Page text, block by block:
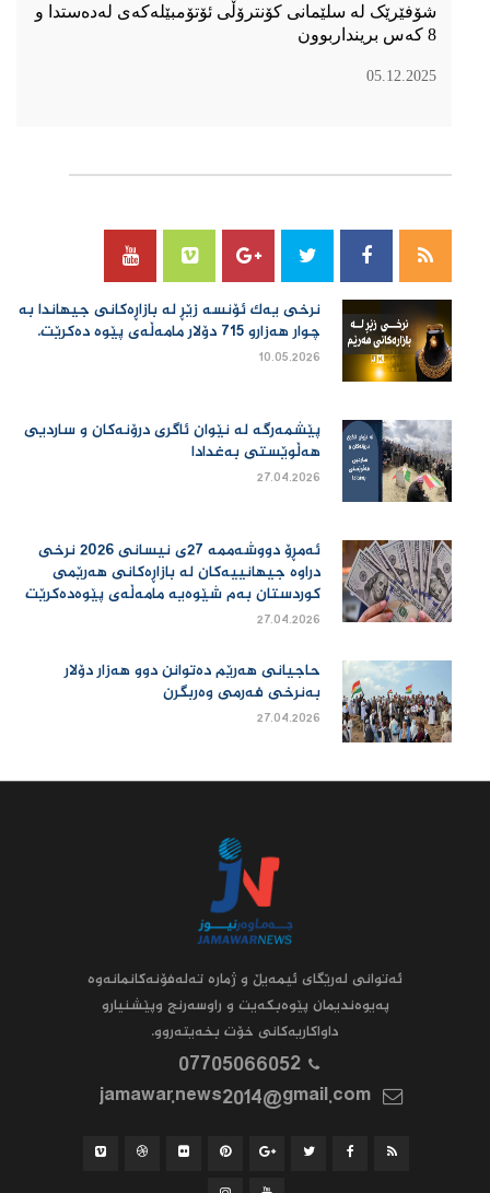
شۆفێرێک لە سلێمانی کۆنترۆڵی ئۆتۆمبێلەکەی لەدەستدا و
8 کەس برینداربوون
05.12.2025
نرخی یەك ئۆنسە زێڕ لە بازاڕەكانی جیهاندا بە
چوار هەزارو 715 دۆلار مامەڵەی پێوە دەكرێت.
10.05.2026
پێشمەرگە لە نێوان ئاگری درۆنەکان و ساردیی
هەڵوێستی بەغدادا
27.04.2026
ئەمڕۆ دووشەممە 27ی نیسانی 2026 نرخی
دراوە جیهانییەكان لە بازاڕەكانی هەرێمی
كوردستان بەم شێوەیە مامەڵەی پێوەدەكرێت
27.04.2026
حاجیانی هەرێم دەتوانن دوو هەزار دۆلار
بەنرخی فەرمی وەربگرن
27.04.2026
ئه‌توانى له‌رێگاى ئیمه‌یڵ و ژماره‌ ته‌له‌فۆنه‌کانمانه‌وه‌
په‌یوه‌ندیمان پێوه‌بکه‌یت و راوسه‌رنج وپێشنیارو
داواکاریه‌کانى خۆت بخه‌یته‌روو.
07705066052
jamawar.news2014@gmail.com